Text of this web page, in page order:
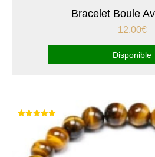
Bracelet Boule
12,00€
Disponible